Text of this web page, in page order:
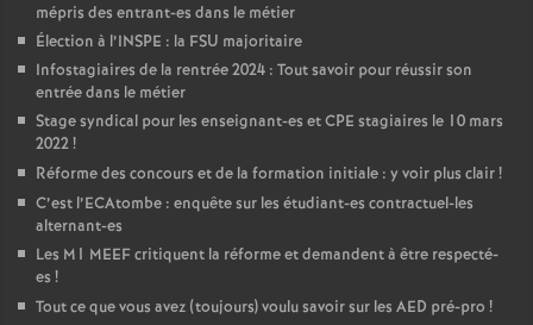
mépris des entrant-es dans le métier
Élection à l’INSPE : la FSU majoritaire
Infostagiaires de la rentrée 2024 : Tout savoir pour réussir son
entrée dans le métier
Stage syndical pour les enseignant-es etCPE stagiaires le 10 mars
2022!
Réforme des concours et de la formation initiale : y voir plus clair!
C’est l’ECAtombe : enquête sur les étudiant-es contractuel-les
alternant-es
Les M1 MEEFcritiquent la réforme et demandent à être respecté-
es !
Tout ce que vous avez (toujours) voulu savoir sur les AED pré-pro !